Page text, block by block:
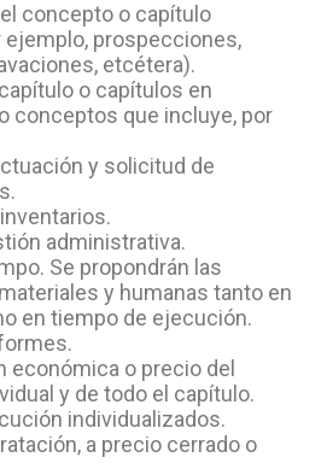
concepto o capítulo
ejemplo, prospecciones,
etcétera).
o capítulos en
conceptos que incluye, por
y solicitud de
administrativa.
Se propondrán las
y humanas tanto en
en tiempo de ejecución.
económica o precio del
y de todo el capítulo.
individualizados.
a precio cerrado o